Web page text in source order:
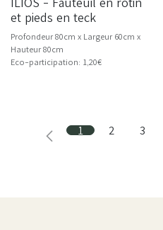
et pieds en teck
Profondeur 80cm x Largeur 60cm x
Hauteur 80cm
Eco-participation: 1,20€
1 2 3